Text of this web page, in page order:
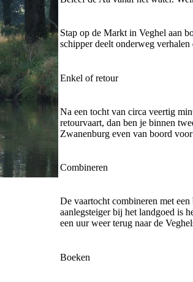
Stap op de Markt in Veghel aan
schipper deelt onderweg
Enkel of retour
Na een tocht van circa veertig
retourvaart, dan ben je binnen
Zwanenburg even van boord
Combineren
De vaartocht combineren met
aanlegsteiger bij het landgoed is
een uur weer terug naar de
Boeken